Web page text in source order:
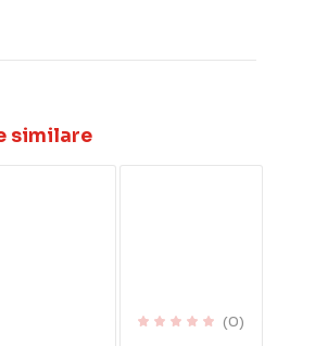
similare
(0)